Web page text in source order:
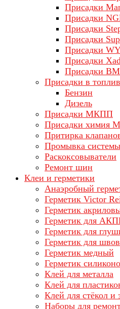
Присадки
Присадки
Присадки
Присадки
Присадки
Присадки
Присадки
Присадки в
Бензин
Дизель
Присадки МКПП
Присадки химия
Притирка
Промывка
Раскоксовыватели
Ремонт шин
Клеи и герметики
Анаэробный
Герметик Victor
Герметик
Герметик для
Герметик для
Герметик для швов
Герметик медный
Герметик
Клей для металла
Клей для
Клей для стёкол и
Наборы для